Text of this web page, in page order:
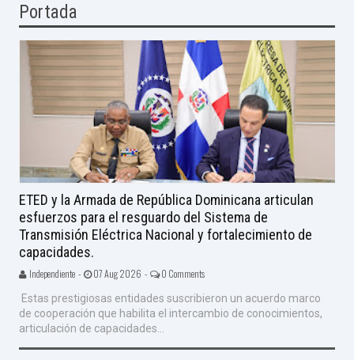
Portada
ETED y la Armada de República Dominicana articulan
esfuerzos para el resguardo del Sistema de
Transmisión Eléctrica Nacional y fortalecimiento de
capacidades.
Independiente - 07 Aug 2026 - 0 Comments
Estas prestigiosas entidades suscribieron un acuerdo marco
de cooperación que habilita el intercambio de conocimientos,
articulación de capacidades...